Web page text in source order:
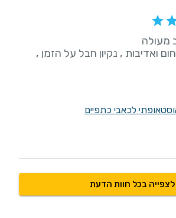
ואדיבות , נקיון חבל על הזמן ,
לכאבי כתפיים
לצפייה בכל חוות הדעת